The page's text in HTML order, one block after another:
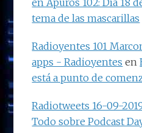
en Apuros 102: Día 18
tema de las mascarillas
Radioyentes 101
apps - Radioyentes en
está a punto de
Radiotweets 16-09-
Todo sobre Podcast